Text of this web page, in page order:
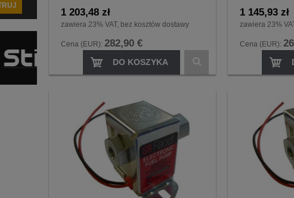
1 203,48 zł
zawiera 23% VAT, bez kosztów dostawy
Cena (EUR): 282,90 €
DO KOSZYKA
1 145,93 zł
zawiera 23%
Cena (EUR):